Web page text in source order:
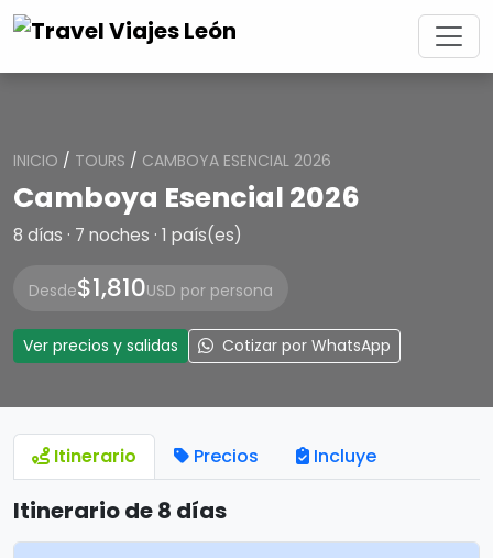
INICIO / TOURS / CAMBOYA ESENCIAL 2026
Camboya Esencial 2026
8 días · 7 noches · 1 país(es)
Desde$1,810USD por persona
Ver precios y salidas Cotizar por WhatsApp
Itinerario Precios Incluye
Itinerario de 8 días